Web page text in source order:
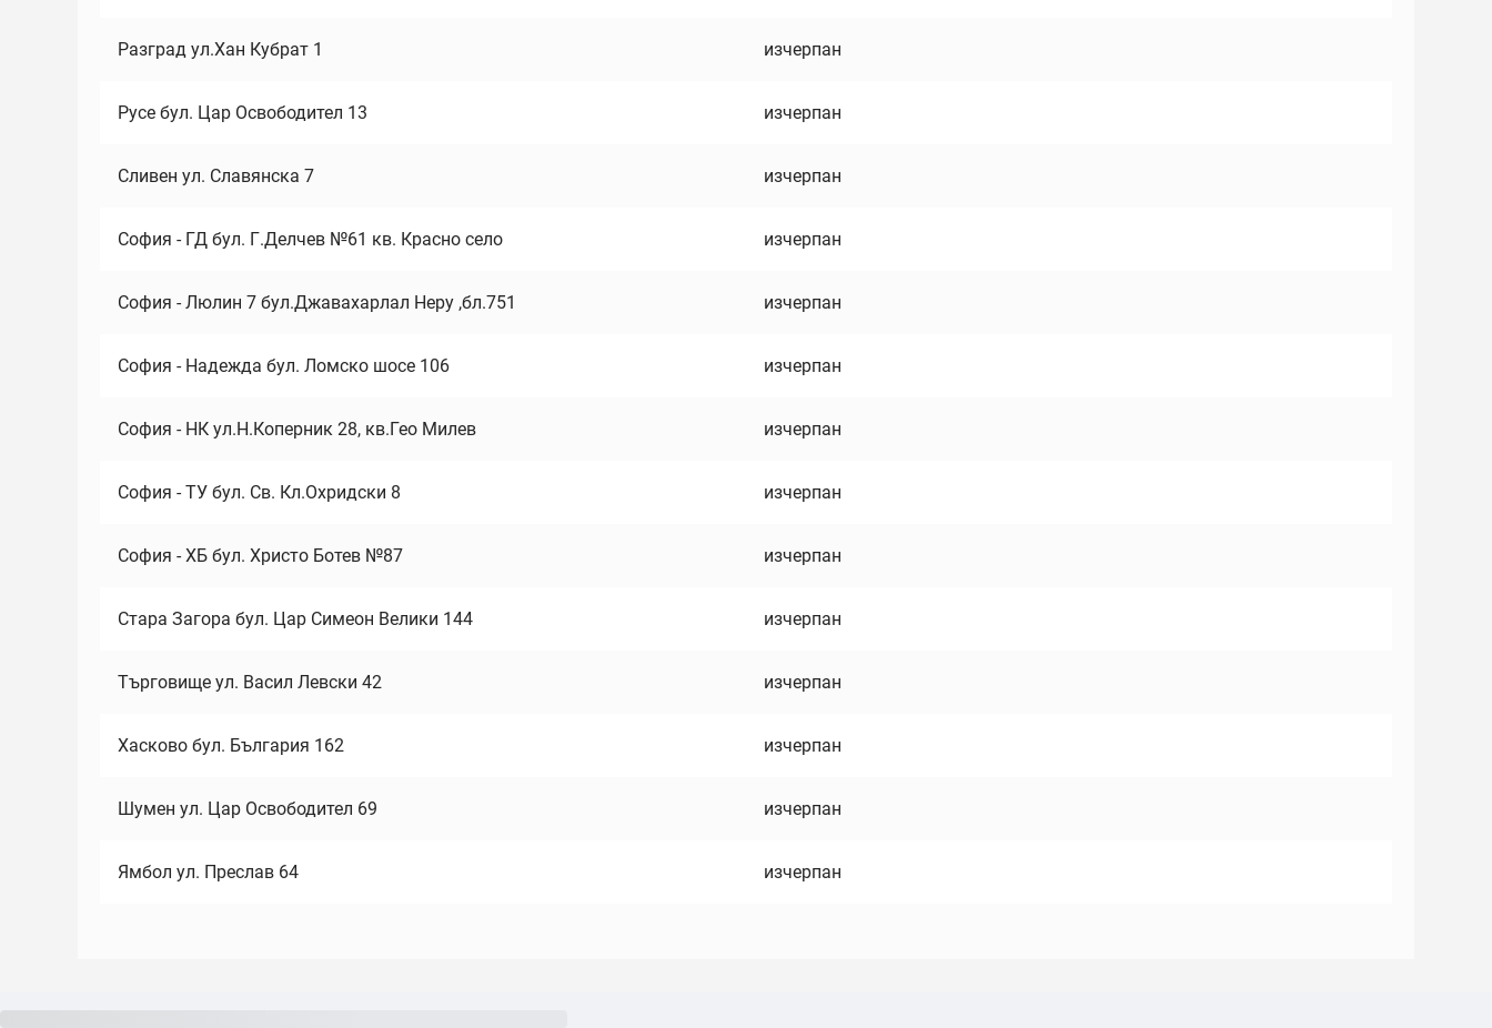
Разград ул.Хан Кубрат 1 изчерпан
Русе бул. Цар Освободител 13 изчерпан
Сливен ул. Славянска 7 изчерпан
София - ГД бул. Г.Делчев №61 кв. Красно село изчерпан
София - Люлин 7 бул.Джавахарлал Неру ,бл.751 изчерпан
София - Надежда бул. Ломско шосе 106 изчерпан
София - НК ул.Н.Коперник 28, кв.Гео Милев изчерпан
София - ТУ бул. Св. Кл.Охридски 8 изчерпан
София - ХБ бул. Христо Ботев №87 изчерпан
Стара Загора бул. Цар Симеон Велики 144 изчерпан
Търговище ул. Васил Левски 42 изчерпан
Хасково бул. България 162 изчерпан
Шумен ул. Цар Освободител 69 изчерпан
Ямбол ул. Преслав 64 изчерпан